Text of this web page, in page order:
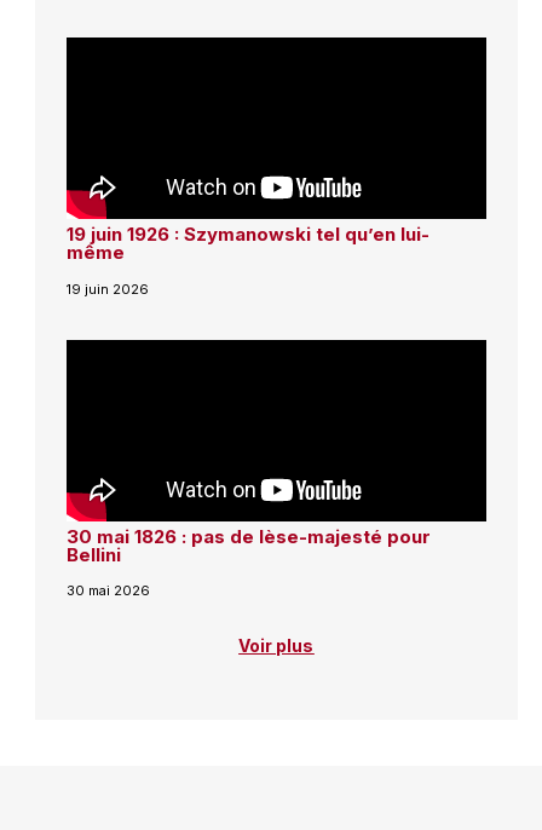
19 juin 1926 : Szymanowski tel qu’en lui-
même
19 juin 2026
30 mai 1826 : pas de lèse-majesté pour
Bellini
30 mai 2026
Voir plus